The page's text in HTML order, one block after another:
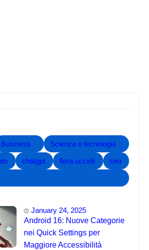
Business Scienza e tecnologia
chatgpt fiera uccelli seo
January 24, 2025
Android 16: Nuove Categorie
nei Quick Settings per
Maggiore Accessibilità